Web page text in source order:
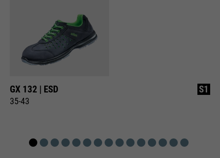
GX 132 | ESD
35-43
S1